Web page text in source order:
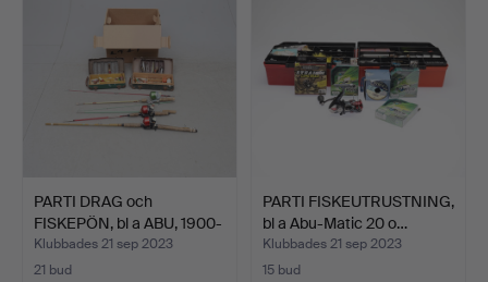
PARTI DRAG och
FISKEPÖN, bl a ABU, 1900-
ta…
Klubbades 21 sep 2023
21 bud
PARTI FISKEUTRUSTNING,
bl a Abu-Matic 20 o…
Klubbades 21 sep 2023
15 bud